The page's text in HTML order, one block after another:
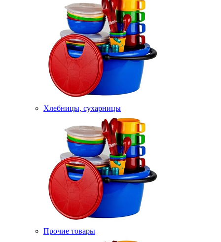
Хлебницы, сухарницы
Прочие товары